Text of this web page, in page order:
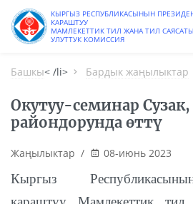
КЫРГЫЗ РЕСПУБЛИКАСЫНЫН
КАРАШТУУ
МАМЛЕКЕТТИК ТИЛ ЖАНА ТИЛ
УЛУТТУК КОМИССИЯ
Башкы< /li> Бардык жаңылыктар
Окутуу-семинар
райондорунда өттү
Жаңылыктар / 08-июнь 2023
Кыргыз